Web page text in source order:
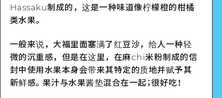
Hassaku制成的，这是一种味道像柠檬橙的柑橘
类水果。
一般来说，大福里面塞满了红豆沙，给人一种轻
微的沉重感，但是在这里，在麻chi米粉制成的信
封中使用水果本身会带来其特定的质地并赋予其
新鲜感。果汁与水果酱垫混合在一起；很好吃！